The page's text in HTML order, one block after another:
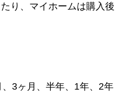
り、マイホームは購入後
3ヶ月、半年、1年、2年